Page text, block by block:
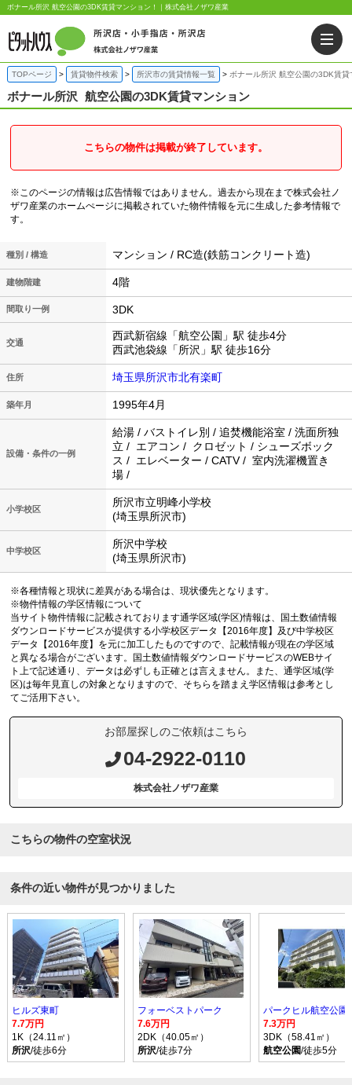
ボナール所沢 航空公園の3DK賃貸マンション！｜株式会社ノザワ産業
TOPページ 賃貸物件検索 所沢市の賃貸情報一覧 ボナール所沢 航空公園の3DK賃貸
ボナール所沢 航空公園の3DK賃貸マンション
こちらの物件は掲載が終了しています。
※このページの情報は広告情報ではありません。過去から現在まで株式会社ノ
ザワ産業のホームぺージに掲載されていた物件情報を元に生成した参考情報で
す。
種別 / 構造 マンション / RC造(鉄筋コンクリート造)
建物階建 4階
間取り一例 3DK
交通
西武新宿線「航空公園」駅 徒歩4分
西武池袋線「所沢」駅 徒歩16分
住所 埼玉県所沢市北有楽町
築年月 1995年4月
設備・条件の一例
給湯 / バストイレ別 / 追焚機能浴室 / 洗面所独
立 / エアコン / クロゼット / シューズボック
ス / エレベーター / CATV / 室内洗濯機置き
場 /
小学校区
所沢市立明峰小学校
(埼玉県所沢市)
中学校区
所沢中学校
(埼玉県所沢市)
※各種情報と現状に差異がある場合は、現状優先となります。
※物件情報の学区情報について
当サイト物件情報に記載されております通学区域(学区)情報は、国土数値情報
ダウンロードサービスが提供する小学校区データ【2016年度】及び中学校区
データ【2016年度】を元に加工したものですので、記載情報が現在の学区域
と異なる場合がございます。国土数値情報ダウンロードサービスのWEBサイ
ト上で記述通り、データは必ずしも正確とは言えません。また、通学区域(学
区)は毎年見直しの対象となりますので、そちらを踏まえ学区情報は参考とし
てご活用下さい。
お部屋探しのご依頼はこちら
04-2922-0110
株式会社ノザワ産業
こちらの物件の空室状況
条件の近い物件が見つかりました
ヒルズ東町
7.7万円
1K（24.11㎡）
所沢/徒歩6分
フォーベストパーク
7.6万円
2DK（40.05㎡）
所沢/徒歩7分
パークヒル航空公園II
7.3万円
3DK（58.41㎡）
航空公園/徒歩5分